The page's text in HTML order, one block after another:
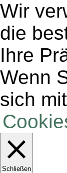
Wir
die
Ihre
Wenn
sich
Schließen